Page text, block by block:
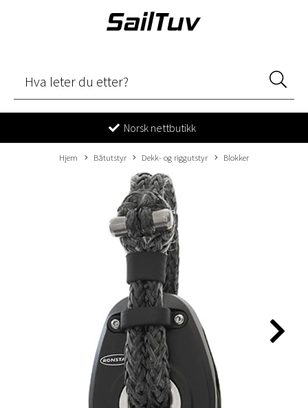
Norsk nettbutikk
Hjem Båtutstyr Dekk- og riggutstyr Blokker